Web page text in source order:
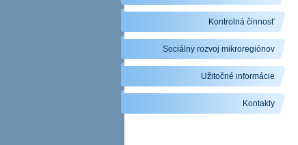
Kontrolná činnosť
Sociálny rozvoj mikroregiónov
Užitočné informácie
Kontakty